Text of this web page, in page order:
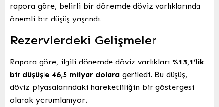
rapora göre, belirli bir dönemde döviz varlıklarında
önemli bir düşüş yaşandı.
Rezervlerdeki Gelişmeler
Rapora göre, ilgili dönemde döviz varlıkları %13,1’lik
bir düşüşle 46,5 milyar dolara geriledi. Bu düşüş,
döviz piyasalarındaki hareketliliğin bir göstergesi
olarak yorumlanıyor.